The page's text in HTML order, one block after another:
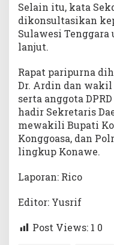
Selain itu, kata
dikonsultasikan
Sulawesi
lanjut.
Rapat paripurna
Dr. Ardin dan wakil
serta anggota
hadir Sekretaris
mewakili Bupati
Konggoasa, dan
lingkup Konawe.
Laporan: Rico
Editor: Yusrif
Post Views: 1 0